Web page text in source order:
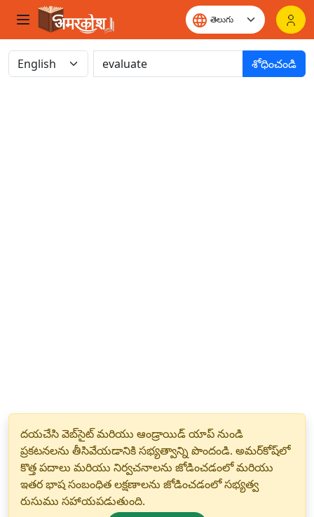
శోధించండి
దయచేసి వెబ్‌సైట్ మరియు ఆండ్రాయిడ్ యాప్ నుండి
ప్రకటనలను తీసివేయడానికి సభ్యత్వాన్ని పొందండి. అమర్‌కోష్‌లో
కొత్త పదాలు మరియు నిర్వచనాలను జోడించడంలో మరియు
ఇతర భాష సంబంధిత లక్షణాలను జోడించడంలో సభ్యత్వ
రుసుము సహాయపడుతుంది.